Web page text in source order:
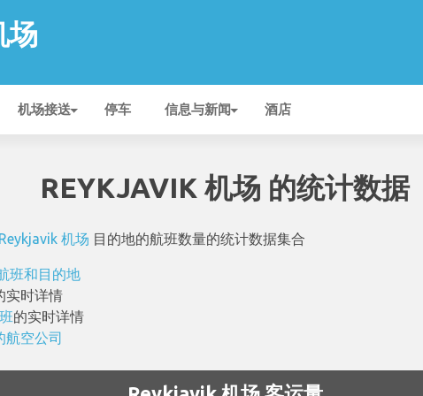
场
机场接送 停车 信息与新闻 酒店
REYKJAVIK 机场 的统计数据
Reykjavik 机场 目的地的航班数量的统计数据集合
班和目的地
实时详情
的实时详情
航空公司